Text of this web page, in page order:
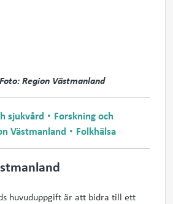
Region Västmanland
sjukvård
Forskning och
Västmanland Folkhälsa
huvuduppgift är att bidra till ett